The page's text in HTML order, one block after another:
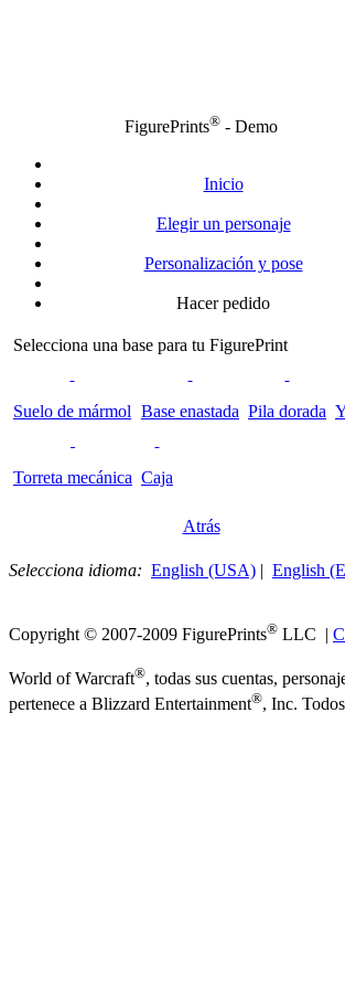
FigurePrints® - Demo
Inicio
Elegir un personaje
Personalización y pose
Hacer pedido
Selecciona una base para tu FigurePrint
Suelo de mármol Base enastada Pila dorada
Torreta mecánica Caja
Atrás
Selecciona idioma: English (USA) | English
Copyright © 2007-2009 FigurePrints® LLC |
World of Warcraft®, todas sus cuentas,
pertenece a Blizzard Entertainment®, Inc.